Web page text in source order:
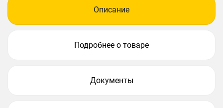
Описание
Подробнее о товаре
Документы